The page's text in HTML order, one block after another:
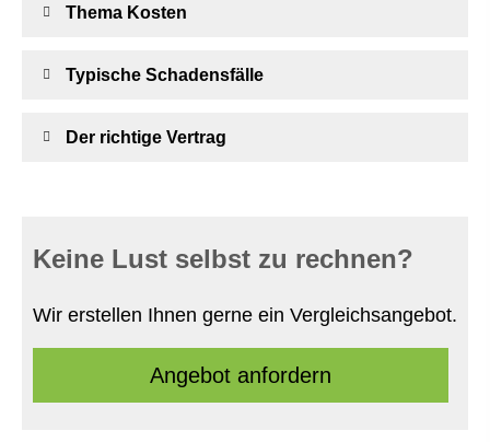
Thema Kosten
Typische Schadensfälle
Der richtige Vertrag
Keine Lust selbst zu rechnen?
Wir erstellen Ihnen gerne ein Vergleichsangebot.
An­ge­bot an­for­dern